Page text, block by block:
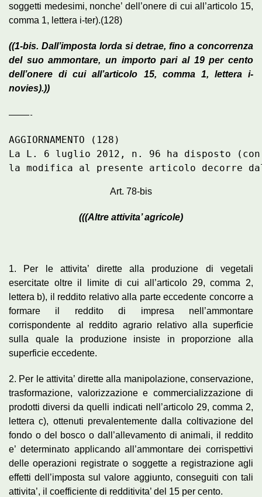
soggetti medesimi, nonche’ dell’onere di cui all’articolo 15,
comma 1, lettera i-ter).(128)
((1-bis. Dall’imposta lorda si detrae, fino a concorrenza
del suoammontare, un importo pari al 19 per cento
dell’onere di cuiall’articolo 15, comma 1, lettera i-
novies).))
—————-
AGGIORNAMENTO (128)
La L. 6 luglio 2012, n. 96 ha disposto
la modifica al presente articolo decorre
Art. 78-bis
(((Altre attivita’ agricole)
1. Per le attivita’ dirette alla produzione di vegetali
esercitate oltre il limite di cui all’articolo 29, comma 2,
lettera b), il reddito relativo alla parte eccedente concorre a
formare il reddito di impresa nell’ammontare
corrispondente al reddito agrario relativo alla superficie
sulla quale la produzione insiste in proporzione alla
superficie eccedente.
2. Per le attivita’ dirette alla manipolazione, conservazione,
trasformazione, valorizzazione e commercializzazione di
prodotti diversi da quelli indicati nell’articolo 29, comma 2,
lettera c), ottenuti prevalentemente dalla coltivazione del
fondo o del bosco o dall’allevamento di animali, il reddito
e’ determinato applicando all’ammontare dei corrispettivi
delle operazioni registrate o soggette a registrazione agli
effetti dell’imposta sul valore aggiunto, conseguiti con tali
attivita’, il coefficiente di redditivita’ del 15 per cento.